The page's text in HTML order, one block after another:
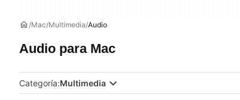
Mac Multimedia Audio
Audio para Mac
Categoría:Multimedia